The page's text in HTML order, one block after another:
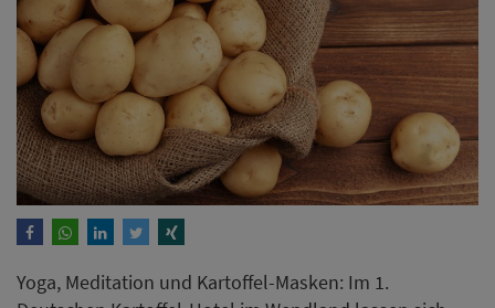
viele Stammgäste verwöhnen. Es ist an 365 Tagen im
Jahr geöffnet - weil das Personal es so möchte.
Weiterlesen
DEKRA erweitert
Congresshotel Wart um 56
Zimmer und Bildungszentrum